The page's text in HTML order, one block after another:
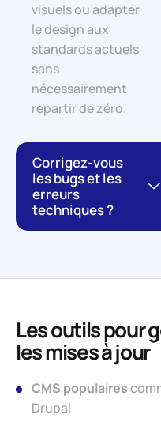
visuels ou adapter
le design aux
standards actuels
sans
nécessairement
repartir de zéro.
Corrigez-vous
les bugs et les
erreurs
techniques ?
Les outils pour
les mises à jour
CMS populaires
Drupal